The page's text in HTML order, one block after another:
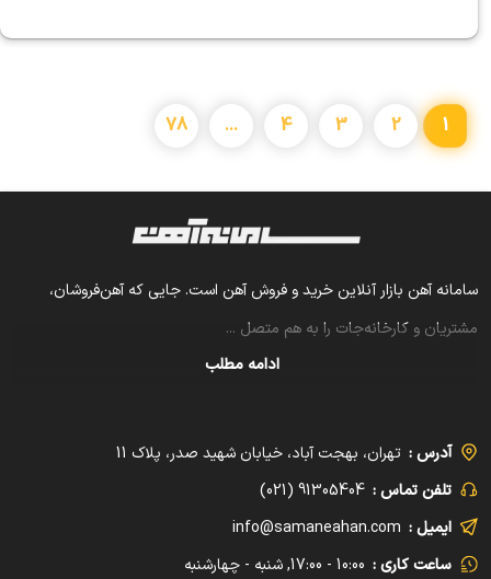
1
2
3
4
...
78
سامانه آهن بازار آنلاین خرید و فروش آهن است. جایی که آهن‌فروشان،
مشتریان و کارخانه‌جات را به هم متصل ...
ادامه مطلب
آدرس : تهران، بهجت آباد، خیابان شهید صدر، پلاک 11
تلفن تماس : 91305404 (021)
ایمیل : info@samaneahan.com
ساعت کاری : 10:00 - 17:00, شنبه - چهارشنبه